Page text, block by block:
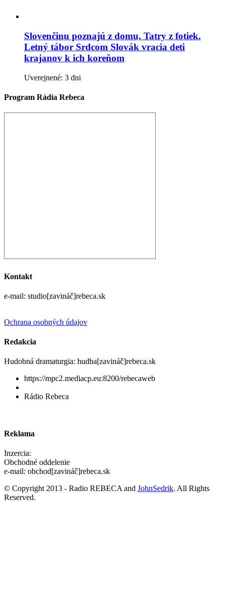
Slovenčinu poznajú z domu, Tatry z fotiek.
Letný tábor Srdcom Slovák vracia deti
krajanov k ich koreňom
Uverejnené: 3 dni
Program Rádia Rebeca
Kontakt
e-mail: studio[zavináč]rebeca.sk
Ochrana osobných údajov
Redakcia
Hudobná dramaturgia: hudba[zavináč]rebeca.sk
https://mpc2.mediacp.eu:8200/rebecaweb
Rádio Rebeca
Reklama
Inzercia:
Obchodné oddelenie
e-mail: obchod[zavináč]rebeca.sk
© Copyright 2013 - Radio REBECA and JohnSedrik. All Rights
Reserved.